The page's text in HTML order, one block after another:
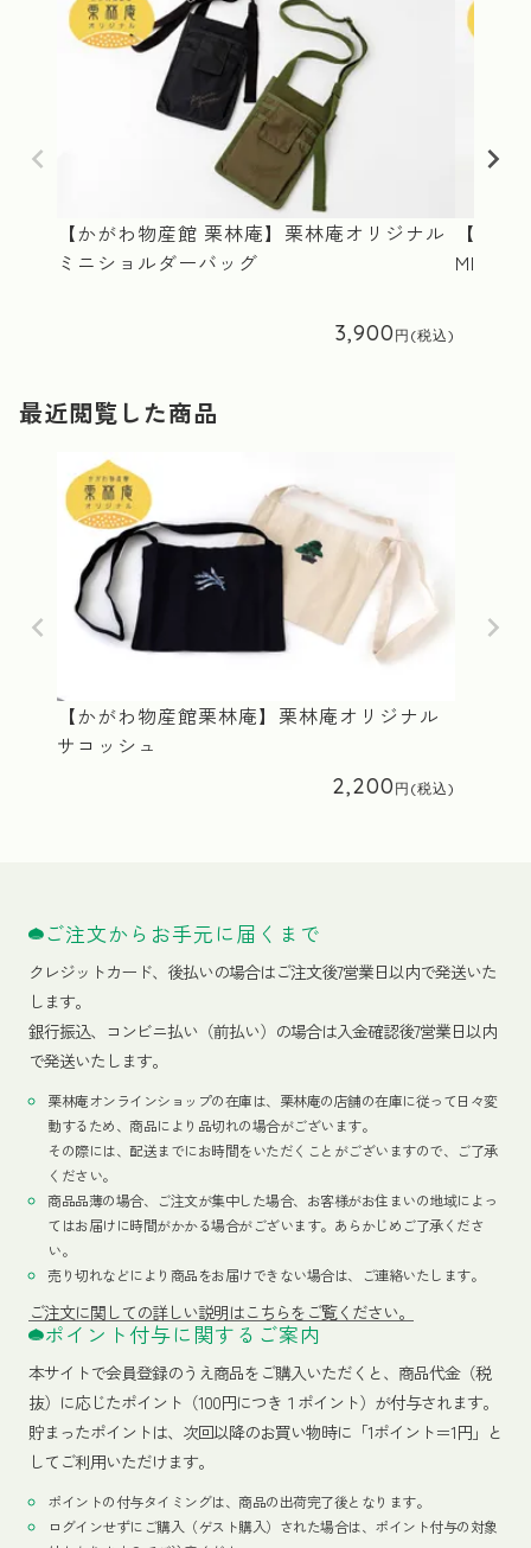
【かがわ物産館 栗林庵】栗林庵オリジナル
ミニショルダーバッグ
3,900
【か
最近閲覧した商品
【かがわ物産館栗林庵】栗林庵オリジナル
サコッシュ
2,200
ご注文からお手元に届くまで
クレジットカード、 後払いの場合はご注文後7営業日以内で発送いた
します。
銀行振込、コンビニ払い（前払い）の場合は入金確認後7営業日以内
で発送いたします。
栗林庵オンラインショップの在庫は、栗林庵の店舗の在庫に従って日々変
動するため、商品により品切れの場合がございます。
その際には、配送までにお時間をいただくことがございますので、ご了承
ください。
商品品薄の場合、ご注文が集中した場合、お客様がお住まいの地域によっ
てはお届けに時間がかかる場合がございます。あらかじめご了承くださ
い。
売り切れなどにより商品をお届けできない場合は、ご連絡いたします。
ご注文に関しての詳しい説明はこちらをご覧ください。
ポイント付与に関するご案内
本サイトで会員登録のうえ商品をご購入いただくと、商品代金（税
抜）に応じたポイント（100円につき１ポイント）が付与されます。
貯まったポイントは、次回以降のお買い物時に「1ポイント＝1円」と
してご利用いただけます。
ポイントの付与タイミングは、商品の出荷完了後となります。
ログインせずにご購入（ゲスト購入）された場合は、ポイント付与の対象